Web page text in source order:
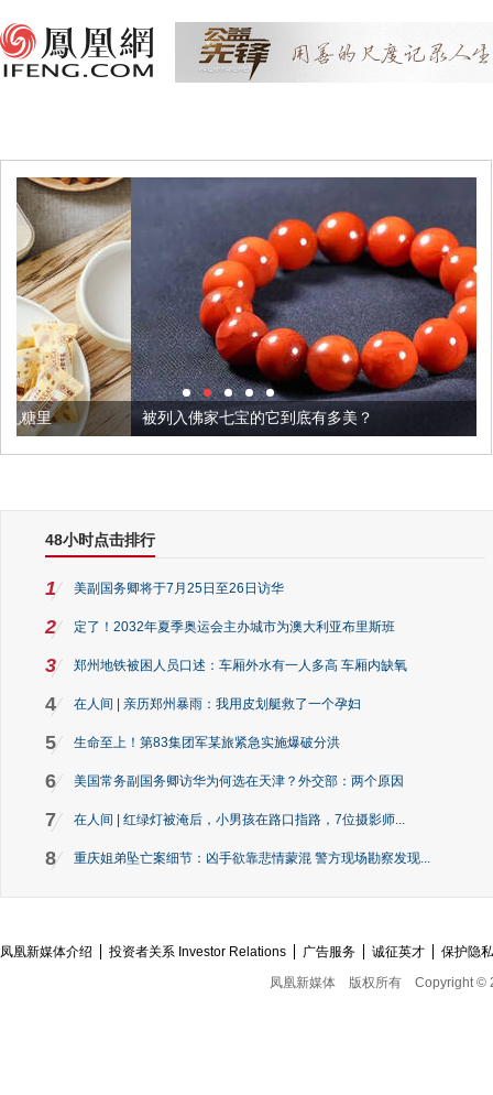
被列入佛家七宝的它到底有多美？
48小时点击排行
1 美副国务卿将于7月25日至26日访华
2 定了！2032年夏季奥运会主办城市为澳大利亚布里斯班
3 郑州地铁被困人员口述：车厢外水有一人多高 车厢内缺氧
4 在人间 | 亲历郑州暴雨：我用皮划艇救了一个孕妇
5 生命至上！第83集团军某旅紧急实施爆破分洪
6 美国常务副国务卿访华为何选在天津？外交部：两个原因
7 在人间 | 红绿灯被淹后，小男孩在路口指路，7位摄影师...
8 重庆姐弟坠亡案细节：凶手欲靠悲情蒙混 警方现场勘察发现...
凤凰新媒体介绍 投资者关系 Investor Relations 广告服务 诚征英才
保护隐
凤凰新媒体
版权所有 Copyright ©